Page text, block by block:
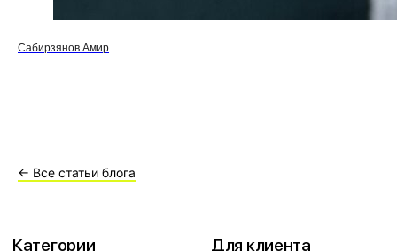
Сабирзянов Амир
← Все статьи блога